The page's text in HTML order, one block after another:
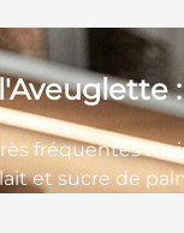
fréquentés
et sucre de